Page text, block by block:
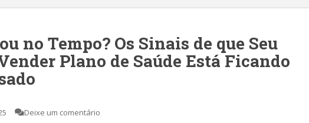
no Tempo? Os Sinais de que Seu
Plano de Saúde Está Ficando
Deixe um comentário